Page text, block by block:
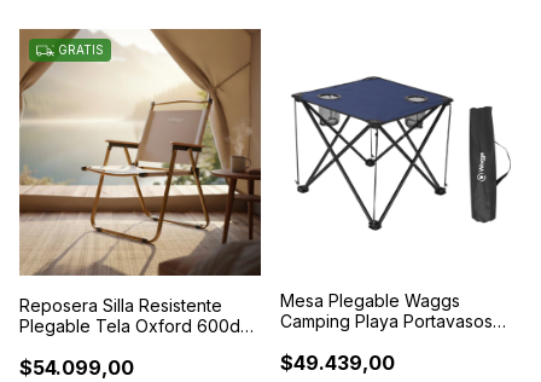
GRATIS
Reposera Silla Resistente
Plegable Tela Oxford 600d
$54.099,00
Mesa Plegable Waggs
Camping Playa Portavasos
$49.439,00